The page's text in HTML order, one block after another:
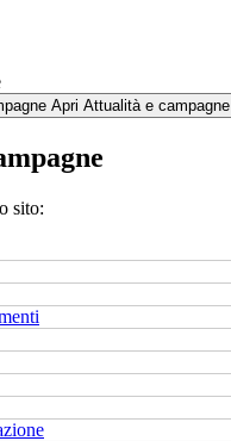
Apri Attualità e campagne
sito: